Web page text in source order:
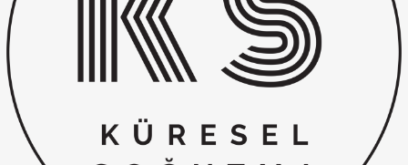
Fan
Fırın, Ocak ve Aspiratör
Klima